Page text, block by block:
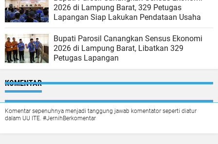
2026 di Lampung Barat, 329 Petugas
Lapangan Siap Lakukan Pendataan Usaha
Bupati Parosil Canangkan Sensus Ekonomi
2026 di Lampung Barat, Libatkan 329
Petugas Lapangan
KOMENTAR
Komentar sepenuhnya menjadi tanggung jawab komentator seperti diatur
dalam UU ITE. #JernihBerkomentar